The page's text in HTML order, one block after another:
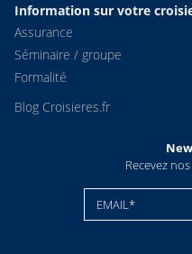
Information sur votre
Assurance
Séminaire / groupe
Formalité
Blog Croisieres.fr
Recevez
EMAIL*